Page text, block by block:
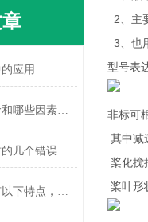
2、主
3、也
型号表
非标可
其中减
桨化搅
桨叶形
应用
潜水搅拌机的使用寿命和哪些因素有关？
对潜水搅拌机机械密封的几个错误判断
粗格栅除污机主要具有以下特点，一起来了解一下吧